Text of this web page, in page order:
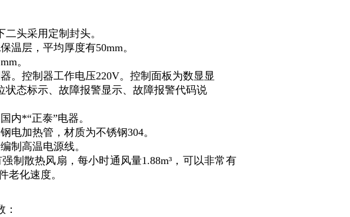
头采用定制封头。
温层，平均厚度有50mm。
。
。控制器工作电压220V。控制面板为数显显
态标示、故障报警显示、故障报警代码说
内*“正泰”电器。
电加热管，材质为不锈钢304。
制高温电源线。
制散热风扇，每小时通风量1.88m³，可以非常有
老化速度。